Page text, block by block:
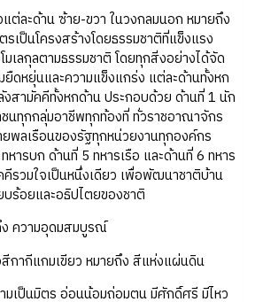
ะด้าน ซ้าย-ขวา ในวงกลมนอก หมายถึง
เป็นโครงสร้างโดยธรรมชาติที่แข็งแรง
เลกุลตามธรรมชาติ โดยทุกสิ่งอย่างได้จัด
ดหยุ่นและความแข็งแกร่ง แต่ละด้านทั้งหก
สามัคคีทั้งหกด้าน ประกอบด้วย ด้านที่ 1 นัก
นทุกกลุ่มอาชีพทุกท้องที่ ทั่วราชอาณาจักร
ยพลเรือนของรัฐทุกหน่วยงานทุกองค์กร
ารบก ด้านที่ 5 ทหารเรือ และด้านที่ 6 ทหาร
รวมใจเป็นหนึ่งเดียว เพื่อพัฒนาชาติบ้าน
บร้อยและอธิปไตยของชาติ
ความอุดมสมบูรณ์
กีแกมเขียว หมายถึง สีแห่งแผ่นดิน
ป็นมิตร อ่อนน้อมถ่อมตน มีศักดิ์ศรี มีไหว